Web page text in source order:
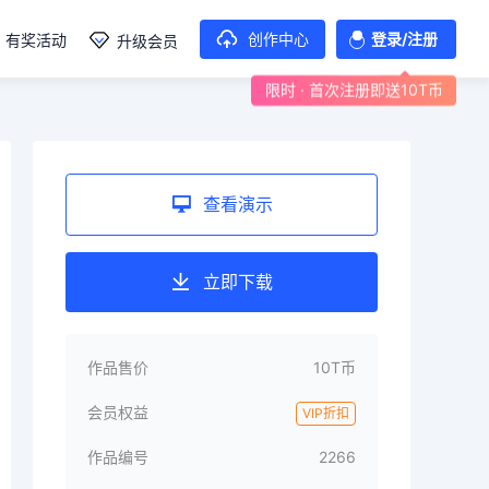
有奖活动 升级会员 创作中心 登录/注册
限时 · 首次注册即送10T币
查看演示
立即下载
作品售价 10T币
会员权益 VIP折扣
作品编号 2266